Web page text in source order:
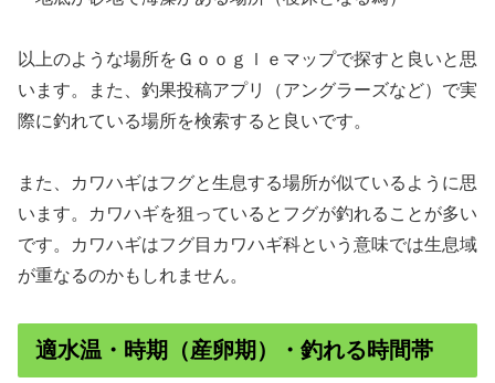
以上のような場所をＧｏｏｇｌｅマップで探すと良いと思
います。また、釣果投稿アプリ（アングラーズなど）で実
際に釣れている場所を検索すると良いです。
また、カワハギはフグと生息する場所が似ているように思
います。カワハギを狙っているとフグが釣れることが多い
です。カワハギはフグ目カワハギ科という意味では生息域
が重なるのかもしれません。
適水温・時期（産卵期）・釣れる時間帯